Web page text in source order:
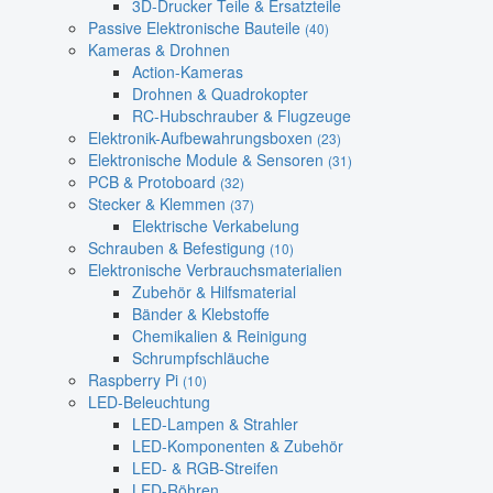
3D-Drucker Teile & Ersatzteile
Passive Elektronische Bauteile (40)
Kameras & Drohnen
Action-Kameras
Drohnen & Quadrokopter
RC-Hubschrauber & Flugzeuge
Elektronik-Aufbewahrungsboxen (23)
Elektronische Module & Sensoren (31)
PCB & Protoboard (32)
Stecker & Klemmen (37)
Elektrische Verkabelung
Schrauben & Befestigung (10)
Elektronische Verbrauchsmaterialien
Zubehör & Hilfsmaterial
Bänder & Klebstoffe
Chemikalien & Reinigung
Schrumpfschläuche
Raspberry Pi (10)
LED-Beleuchtung
LED-Lampen & Strahler
LED-Komponenten & Zubehör
LED- & RGB-Streifen